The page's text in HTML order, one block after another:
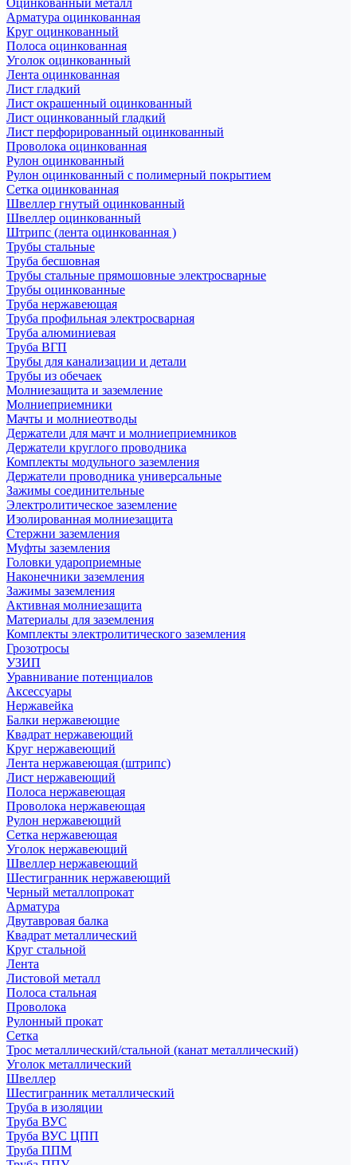
Оцинкованный металл
Арматура оцинкованная
Круг оцинкованный
Полоса оцинкованная
Уголок оцинкованный
Лента оцинкованная
Лист гладкий
Лист окрашенный оцинкованный
Лист оцинкованный гладкий
Лист перфорированный оцинкованный
Проволока оцинкованная
Рулон оцинкованный
Рулон оцинкованный с полимерный покрытием
Сетка оцинкованная
Швеллер гнутый оцинкованный
Швеллер оцинкованный
Штрипс (лента оцинкованная )
Трубы стальные
Труба бесшовная
Трубы стальные прямошовные электросварные
Трубы оцинкованные
Труба нержавеющая
Труба профильная электросварная
Труба алюминиевая
Труба ВГП
Трубы для канализации и детали
Трубы из обечаек
Молниезащита и заземление
Молниеприемники
Мачты и молниеотводы
Держатели для мачт и молниеприемников
Держатели круглого проводника
Комплекты модульного заземления
Держатели проводника универсальные
Зажимы соединительные
Электролитическое заземление
Изолированная молниезащита
Стержни заземления
Муфты заземления
Головки удароприемные
Наконечники заземления
Зажимы заземления
Активная молниезащита
Материалы для заземления
Комплекты электролитического заземления
Грозотросы
УЗИП
Уравнивание потенциалов
Аксессуары
Нержавейка
Балки нержавеющие
Квадрат нержавеющий
Круг нержавеющий
Лента нержавеющая (штрипс)
Лист нержавеющий
Полоса нержавеющая
Проволока нержавеющая
Рулон нержавеющий
Сетка нержавеющая
Уголок нержавеющий
Швеллер нержавеющий
Шестигранник нержавеющий
Черный металлопрокат
Арматура
Двутавровая балка
Квадрат металлический
Круг стальной
Лента
Листовой металл
Полоса стальная
Проволока
Рулонный прокат
Сетка
Трос металлический/стальной (канат металлический)
Уголок металлический
Швеллер
Шестигранник металлический
Труба в изоляции
Труба ВУС
Труба ВУС ЦПП
Труба ППМ